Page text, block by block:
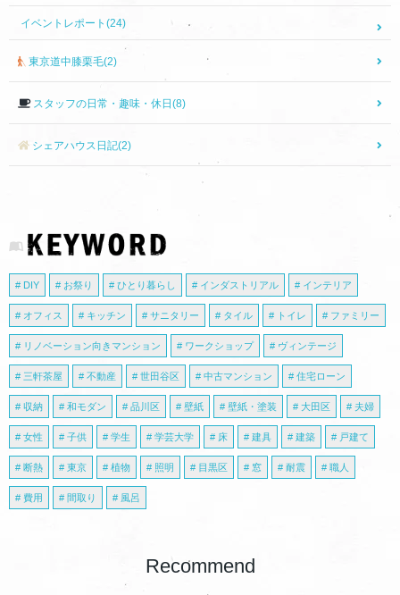
イベントレポート(24)
東京道中膝栗毛(2)
スタッフの日常・趣味・休日(8)
シェアハウス日記(2)
DIY お祭り ひとり暮らし インダストリアル インテリア
オフィス キッチン サニタリー タイル トイレ ファミリー
リノベーション向きマンション ワークショップ ヴィンテージ
三軒茶屋 不動産 世田谷区 中古マンション 住宅ローン
収納 和モダン 品川区 壁紙 壁紙・塗装 大田区 夫婦
女性 子供 学生 学芸大学 床 建具 建築 戸建て
断熱 東京 植物 照明 目黒区 窓 耐震 職人
費用 間取り 風呂
Recommend